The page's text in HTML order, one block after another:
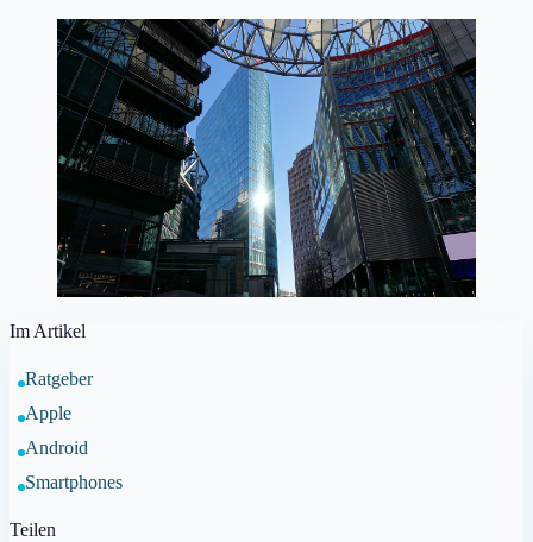
Im Artikel
Ratgeber
Apple
Android
Smartphones
Teilen